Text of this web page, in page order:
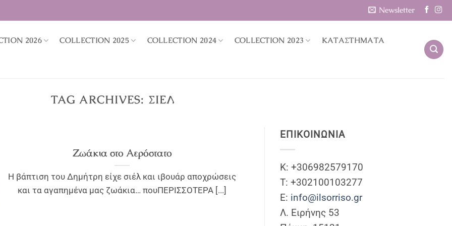
Newsletter
2026 COLLECTION 2025 COLLECTION 2024 COLLECTION 2023
ΚΑΤΑΣΤΗΜΑΤΑ
TAG ARCHIVES: ΣΙΕΛ
Ζωάκια στο Αερόστατο
Η βάπτιση του Δημήτρη είχε σιέλ και ιβουάρ αποχρώσεις
και τα αγαπημένα μας ζωάκια… πουΠΕΡΙΣΣΟΤΕΡΑ [...]
ΕΠΙΚΟΙΝΩΝΊΑ
Κ: +306982579170
T: +302100103277
Ε: info@ilsorriso.gr
Λ. Ειρήνης 53